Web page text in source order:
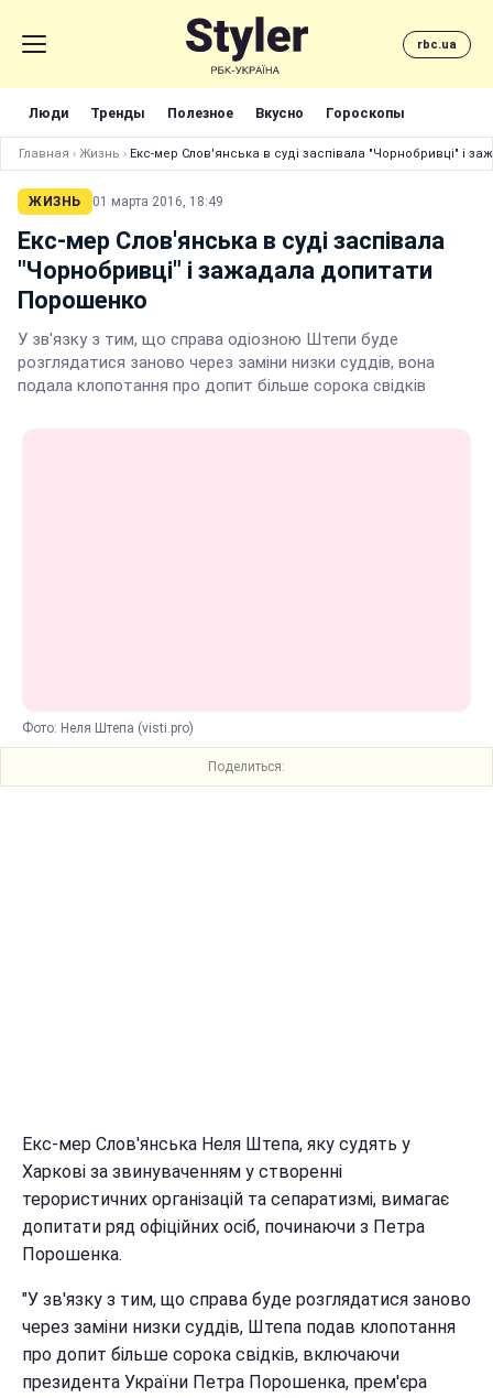
rbc.ua
Люди Тренды Полезное Вкусно Гороскопы
Главная › Жизнь › Екс-мер Слов'янська в суді заспівала "Чорнобривці" і
ЖИЗНЬ 01 марта 2016, 18:49
Екс-мер Слов'янська в суді заспівала
"Чорнобривці" і зажадала допитати
Порошенко
У зв'язку з тим, що справа одіозною Штепи буде
розглядатися заново через заміни низки суддів, вона
подала клопотання про допит більше сорока свідків
Фото: Неля Штепа (visti.pro)
Поделиться:
Екс-мер Слов'янська Неля Штепа, яку судять у
Харкові за звинуваченням у створенні
терористичних організацій та сепаратизмі, вимагає
допитати ряд офіційних осіб, починаючи з Петра
Порошенка.
"У зв'язку з тим, що справа буде розглядатися заново
через заміни низки суддів, Штепа подав клопотання
про допит більше сорока свідків, включаючи
президента України Петра Порошенка, прем'єра